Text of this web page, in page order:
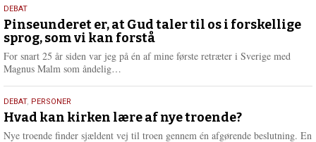
5.
august
2026
DEBAT
Pinseunderet er, at Gud taler til os i forskellige
sprog, som vi kan forstå
For snart 25 år siden var jeg på én af mine første retræter i Sverige med
Magnus Malm som åndelig…
e
25.
juli
2026
DEBAT, PERSONER
Hvad kan kirken lære af nye troende?
Nye troende finder sjældent vej til troen gennem én afgørende beslutning. En